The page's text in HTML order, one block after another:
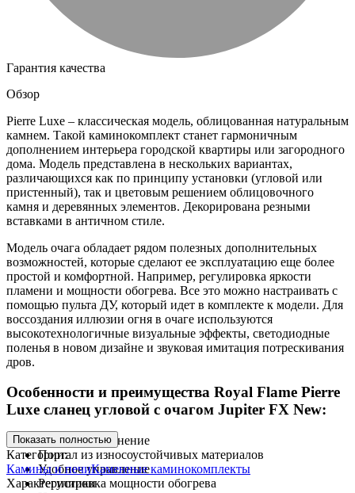
Гарантия качества
Обзор
Pierre Luxe – классическая модель, облицованная натуральным
камнем. Такой каминокомплект станет гармоничным
дополнением интерьера городской квартиры или загородного
дома. Модель представлена в нескольких вариантах,
различающихся как по принципу установки (угловой или
пристенный), так и цветовым решением облицовочного
камня и деревянных элементов. Декорирована резными
вставками в античном стиле.
Модель очага обладает рядом полезных дополнительных
возможностей, которые сделают ее эксплуатацию еще более
простой и комфортной. Например, регулировка яркости
пламени и мощности обогрева. Все это можно настраивать с
помощью пульта ДУ, который идет в комплекте к модели. Для
воссоздания иллюзии огня в очаге используются
высокотехнологичные визуальные эффекты, светодиодные
поленья в новом дизайне и звуковая имитация потрескивания
дров.
Особенности и преимущества Royal Flame Pierre
Luxe сланец угловой c очагом Jupiter FX New:
Угловое исполнение
Портал из износоустойчивых материалов
Удобное управление
Регулировка мощности обогрева
Показать полностью
Категории:
Камины и печиКаменные каминокомплекты
Характеристики